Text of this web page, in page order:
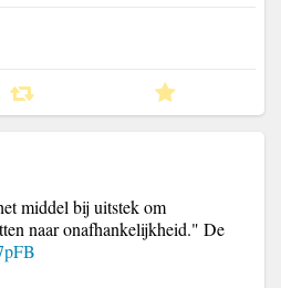
middel bij uitstek om
naar onafhankelijkheid." De